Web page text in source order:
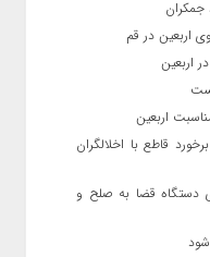
قاطع با اخلالگران
دستگاه قضا به صلح و